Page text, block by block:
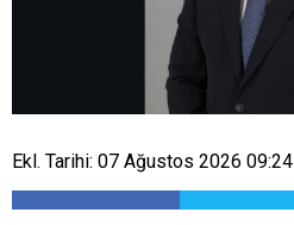
Ekl. Tarihi: 07 Ağustos 2026 09:24